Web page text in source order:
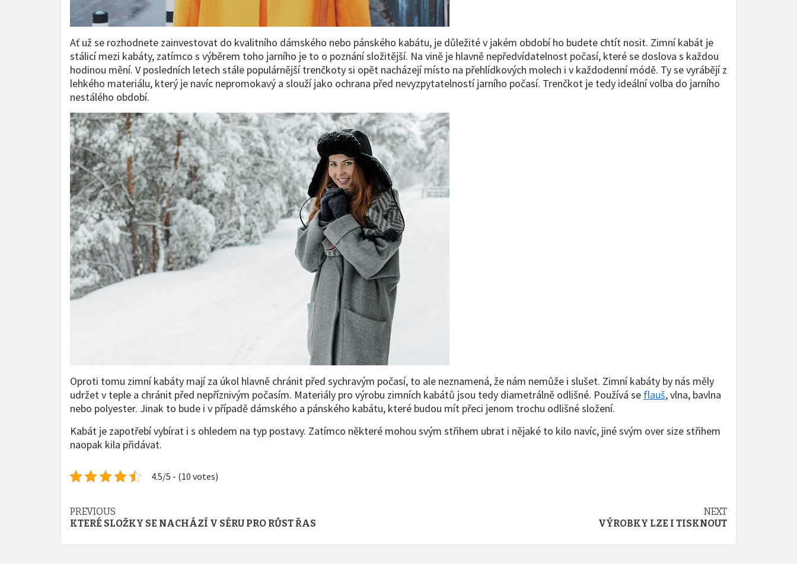
Ať už se rozhodnete zainvestovat do kvalitního dámského nebo pánského kabátu, je důležité v jakém období ho budete chtít nosit. Zimní kabát je
stálicí mezi kabáty, zatímco s výběrem toho jarního je to o poznání složitější. Na vině je hlavně nepředvídatelnost počasí, které se doslova s každou
hodinou mění. V posledních letech stále populárnější trenčkoty si opět nacházejí místo na přehlídkových molech i v každodenní módě. Ty se vyrábějí z
lehkého materiálu, který je navíc nepromokavý a slouží jako ochrana před nevyzpytatelností jarního počasí. Trenčkot je tedy ideální volba do jarního
nestálého období.
Oproti tomu zimní kabáty mají za úkol hlavně chránit před sychravým počasí, to ale neznamená, že nám nemůže i slušet. Zimní kabáty by nás měly
udržet v teple a chránit před nepříznivým počasím. Materiály pro výrobu zimních kabátů jsou tedy diametrálně odlišné. Používá se flauš, vlna, bavlna
nebo polyester. Jinak to bude i v případě dámského a pánského kabátu, které budou mít přeci jenom trochu odlišné složení.
Kabát je zapotřebí vybírat i s ohledem na typ postavy. Zatímco některé mohou svým střihem ubrat i nějaké to kilo navíc, jiné svým over size střihem
naopak kila přidávat.
4.5/5 - (10 votes)
Continue
PREVIOUS
KTERÉ SLOŽKY SE NACHÁZÍ V SÉRU PRO RŮST ŘAS
NEXT
VÝROBKY LZE I TISKNOUT